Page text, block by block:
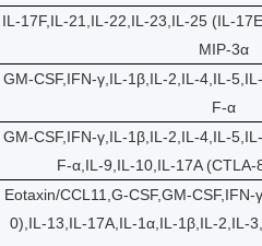
IL-17F,IL-21,IL-22,IL-23,IL-25 (IL-
MIP-3α
GM-CSF,IFN-γ,IL-1β,IL-2,IL-4,IL-
F-α
GM-CSF,IFN-γ,IL-1β,IL-2,IL-4,IL-
F-α,IL-9,IL-10,IL-17A
Eotaxin/CCL11,G-CSF,GM-
0),IL-13,IL-17A,IL-1α,IL-1β,IL-2,IL-